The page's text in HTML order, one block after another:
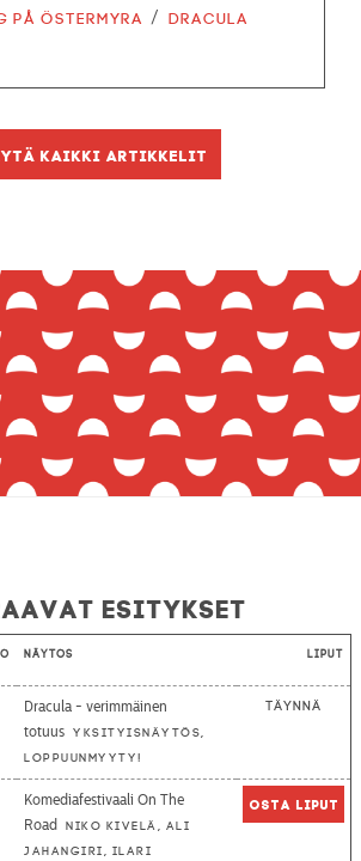
på Östermyra / Dracula
kaikki artikkelit
esitykset
Näytös Liput
Dracula - verimmäinen
totuus Yksityisnäytös,
loppuunmyyty!
Täynnä
Komediafestivaali On The
Road
Niko Kivelä, Ali
Jahangiri, Ilari
Osta liput